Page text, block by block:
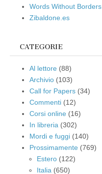
Words Without Borders
Zibaldone.es
CATEGORIE
Al lettore (88)
Archivio (103)
Call for Papers (34)
Commenti (12)
Corsi online (16)
In libreria (302)
Mordi e fuggi (140)
Prossimamente (769)
Estero (122)
Italia (650)